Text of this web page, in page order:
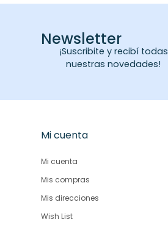
Newsletter
¡Suscribite y recibí todas
nuestras novedades!
Mi cuenta
Mi cuenta
Mis compras
Mis direcciones
Wish List